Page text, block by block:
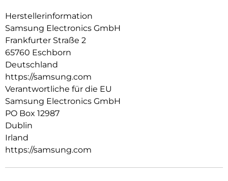
Herstellerinformation
Samsung Electronics GmbH
Frankfurter Straße 2
65760 Eschborn
Deutschland
https://samsung.com
Verantwortliche für die EU
Samsung Electronics GmbH
PO Box 12987
Dublin
Irland
https://samsung.com